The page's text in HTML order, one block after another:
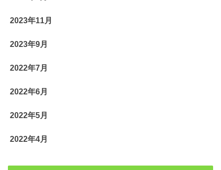
2023年11月
2023年9月
2022年7月
2022年6月
2022年5月
2022年4月